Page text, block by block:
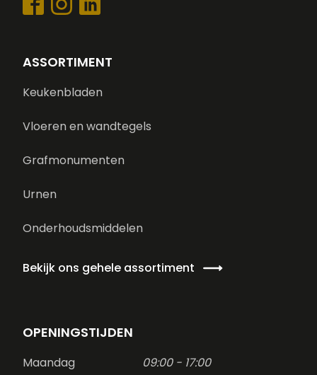
ASSORTIMENT
Keukenbladen
Vloeren en wandtegels
Grafmonumenten
Urnen
Onderhoudsmiddelen
Bekijk ons gehele assortiment
OPENINGSTIJDEN
Maandag 09:00 - 17:00